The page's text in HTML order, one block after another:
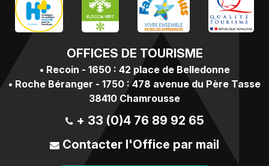
OFFICES DE TOURISME
• Recoin - 1650 : 42 place de Belledonne
• Roche Béranger - 1750 : 478 avenue du Père Tasse
38410 Chamrousse
+ 33 (0)4 76 89 92 65
Contacter l'Office par mail